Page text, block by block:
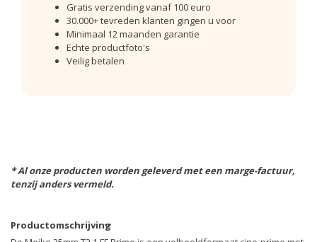
Gratis verzending vanaf 100 euro
30.000+ tevreden klanten gingen u voor
Minimaal 12 maanden garantie
Echte productfoto's
Veilig betalen
* Al onze producten worden geleverd met een marge-factuur,
tenzij anders vermeld.
Productomschrijving